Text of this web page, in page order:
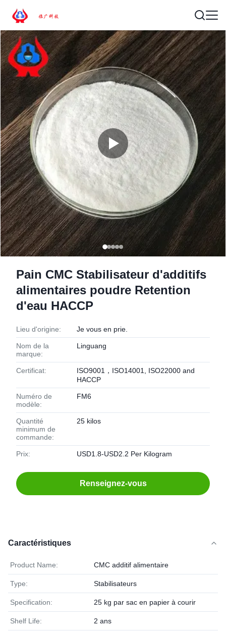
Pain CMC Stabilisateur d'additifs
alimentaires poudre Retention
d'eau HACCP
Lieu d'origine: Je vous en prie.
Nom de la
marque:
Linguang
Certificat:
ISO9001，ISO14001, ISO22000 and
HACCP
Numéro de
modèle:
FM6
Quantité
minimum de
commande:
25 kilos
Prix: USD1.8-USD2.2 Per Kilogram
Renseignez-vous
Caractéristiques
Product Name: CMC additif alimentaire
Type: Stabilisateurs
Specification: 25 kg par sac en papier à courir
Shelf Life: 2 ans